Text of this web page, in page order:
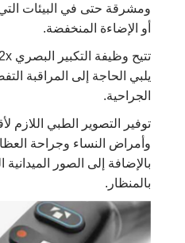
ومشرقة حتى في البيئات
أو الإضاءة المنخفضة.
يلبي الحاجة إلى المراقبة
الجراحية.
توفير التصوير الطبي اللازم
وأمراض النساء وجراحة
بالإضافة إلى الصور الميدانية
بالمنظار.